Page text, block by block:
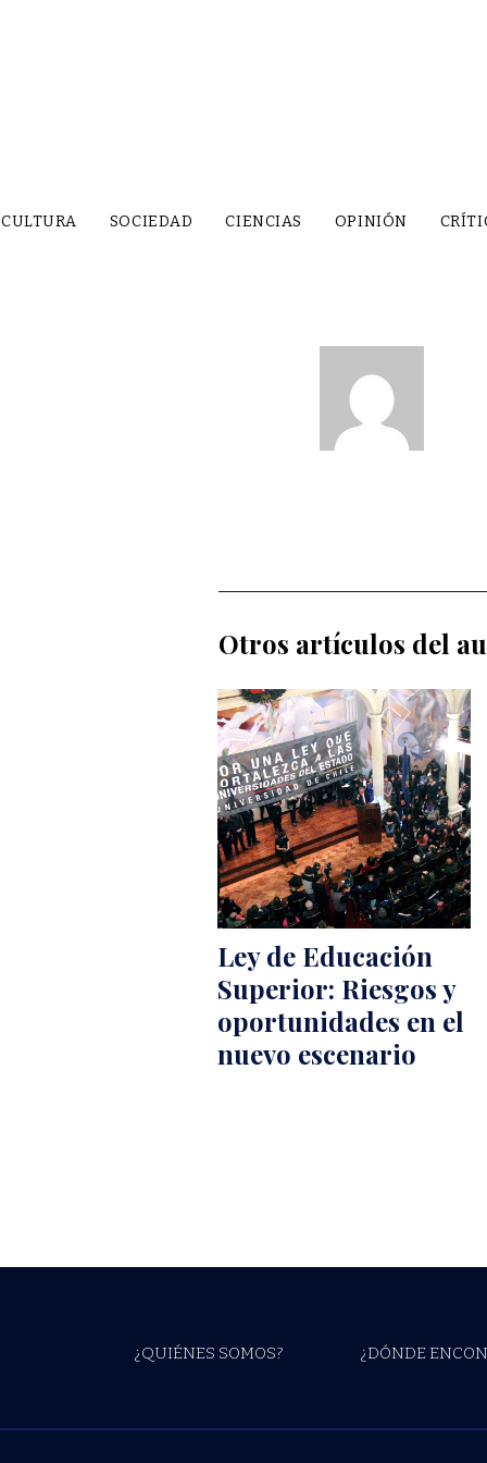
CULTURA SOCIEDAD CIENCIAS OPINIÓN
Otros artículos del
Ley de Educación
Superior: Riesgos y
oportunidades en el
nuevo escenario
¿QUIÉNES SOMOS? ¿DÓNDE